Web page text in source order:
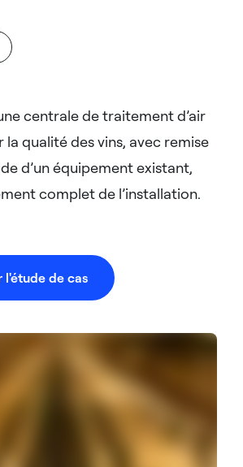
centrale de traitement d’air
qualité des vins, avec remise
d’un équipement existant,
complet de l’installation.
l'étude de cas